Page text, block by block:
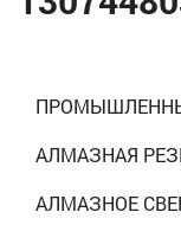
АЛМАЗНАЯ
АЛМАЗНОЕ